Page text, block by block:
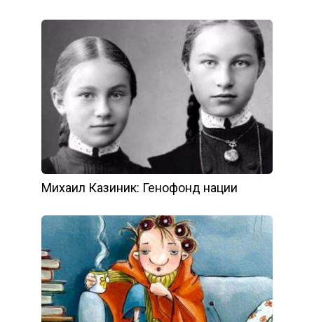
Михаил Казиник: Генофонд нации